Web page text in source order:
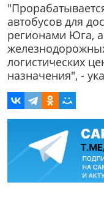
автобусов для
регионами Юга,
логистических
назначения", -